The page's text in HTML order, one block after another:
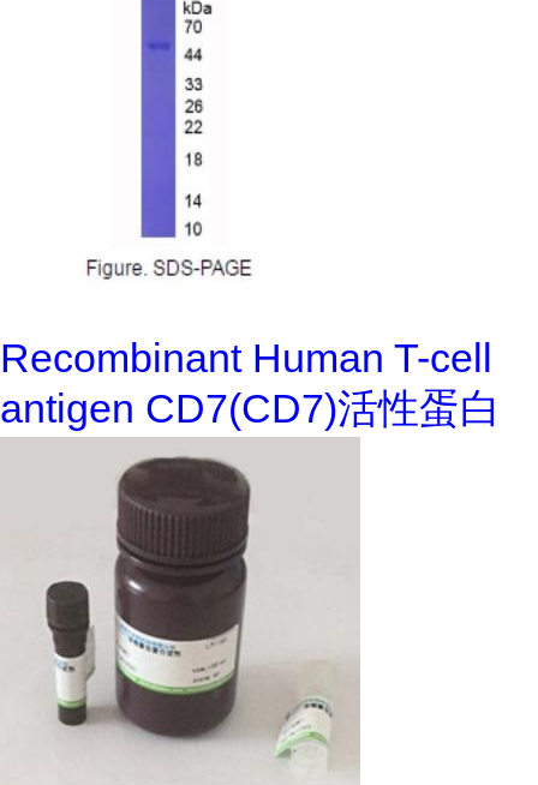
Recombinant Human T-cell
antigen CD7(CD7)活性蛋白